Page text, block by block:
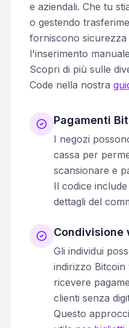
e aziendali. Che tu
o gestendo
forniscono
l'inserimento
Scopri di più sulle
Code nella nostra
Pagamenti
I negozi
cassa per
scansionare e
Il codice
dettagli del
Condivisione
Gli individui
indirizzo Bitcoin
ricevere
clienti senza
Questo